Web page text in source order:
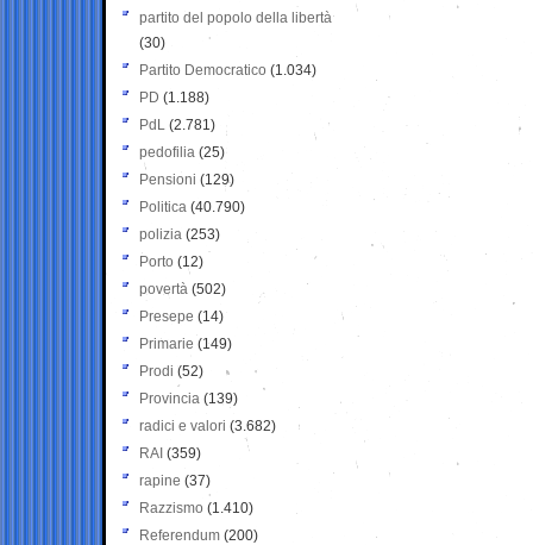
partito del popolo della libertà
(30)
Partito Democratico (1.034)
PD (1.188)
PdL (2.781)
pedofilia (25)
Pensioni (129)
Politica (40.790)
polizia (253)
Porto (12)
povertà (502)
Presepe (14)
Primarie (149)
Prodi (52)
Provincia (139)
radici e valori (3.682)
RAI (359)
rapine (37)
Razzismo (1.410)
Referendum (200)